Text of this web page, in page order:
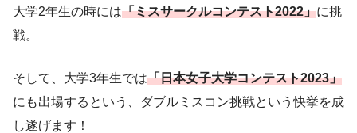
大学2年生の時には「ミスサークルコンテスト2022」に挑
戦。
そして、大学3年生では「日本女子大学コンテスト2023」
にも出場するという、ダブルミスコン挑戦という快挙を成
し遂げます！